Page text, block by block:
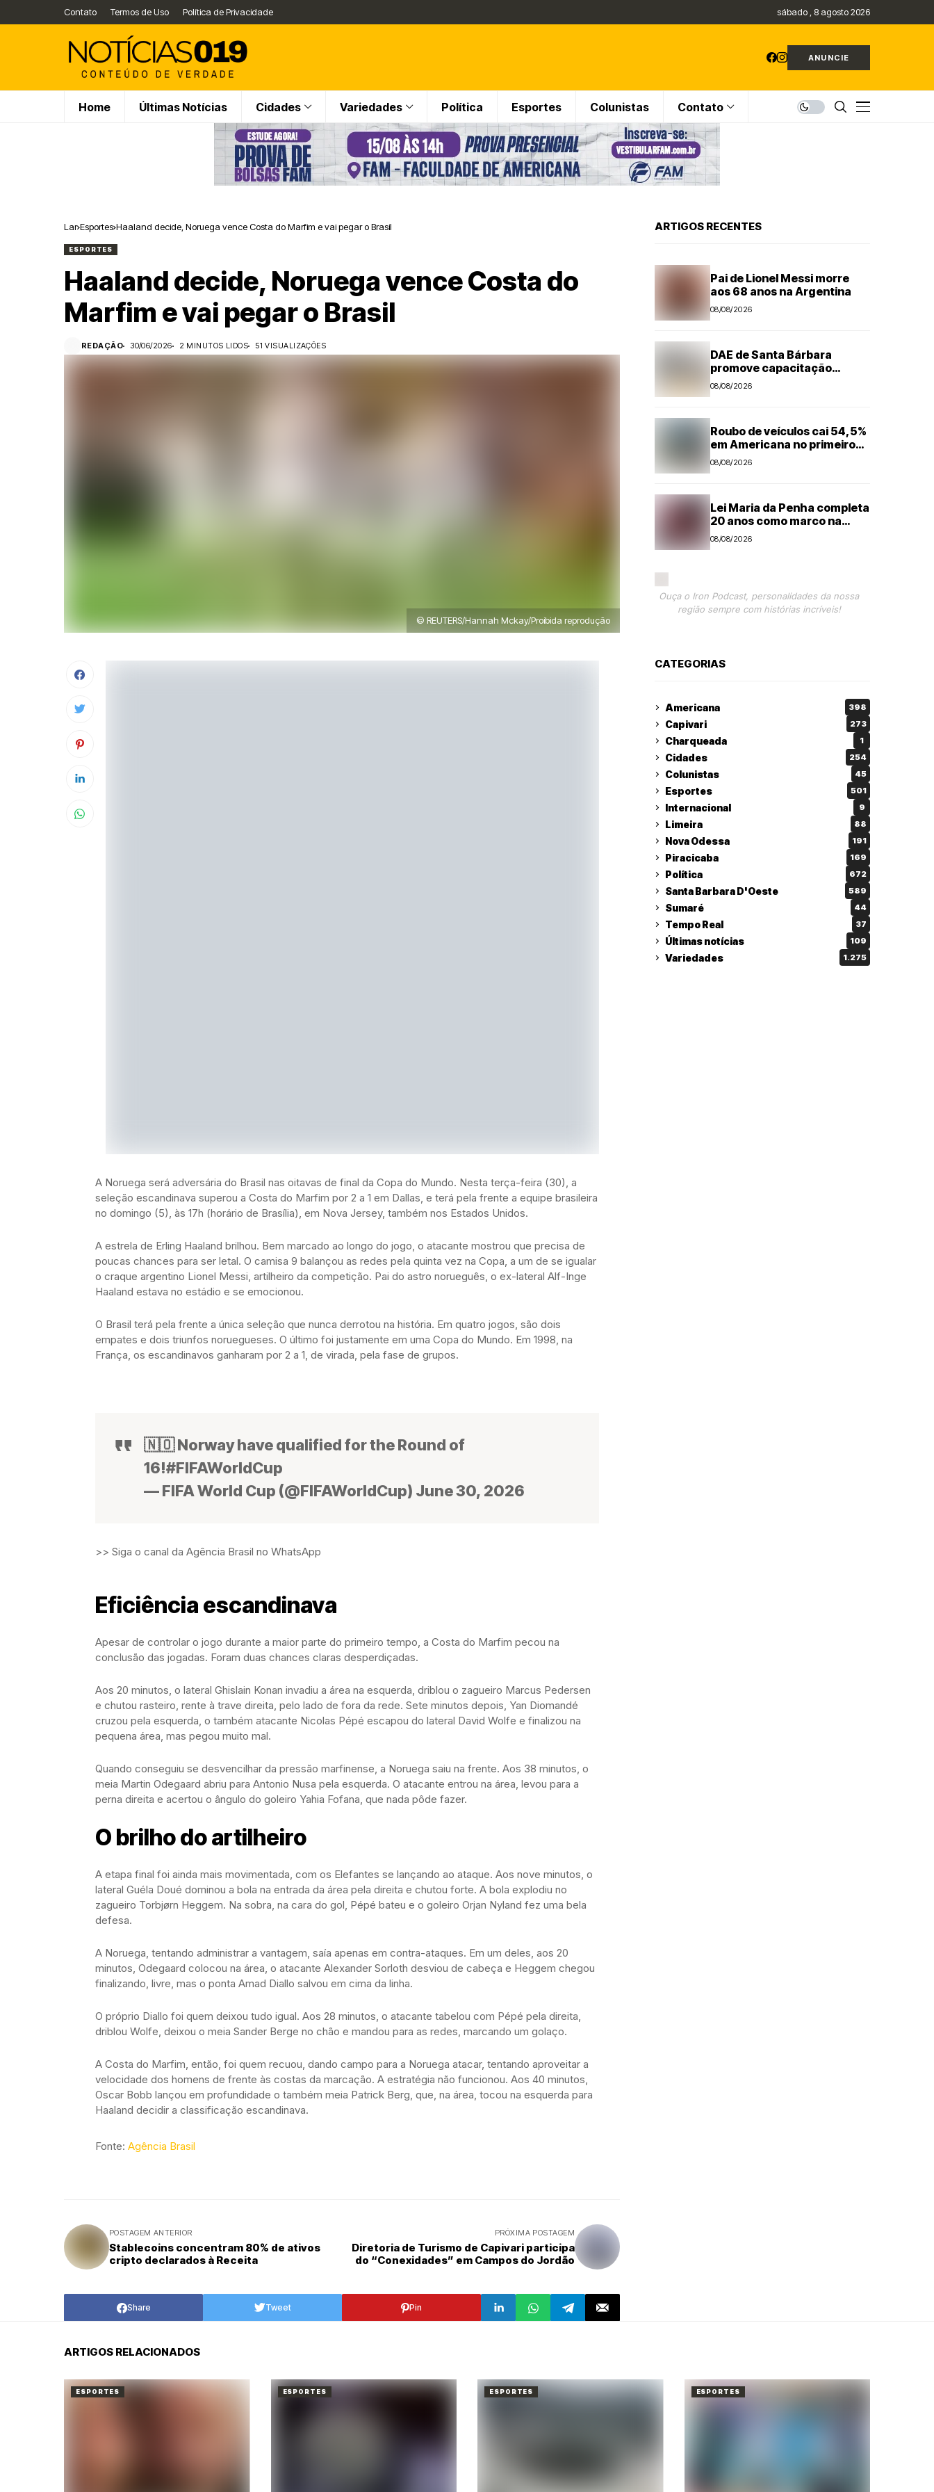
Contato Termos de Uso Política de Privacidade sábado , 8 agosto 2026
ANUNCIE
Home Últimas Notícias Cidades Variedades Política Esportes Colunistas Contato
Lar Esportes Haaland decide, Noruega vence Costa do Marfim e vai pegar o Brasil
ESPORTES
Haaland decide, Noruega vence Costa do
Marfim e vai pegar o Brasil
REDAÇÃO 30/06/2026 2 MINUTOS LIDOS 51 VISUALIZAÇÕES
© REUTERS/Hannah Mckay/Proibida reprodução
A Noruega será adversária do Brasil nas oitavas de final da Copa do Mundo. Nesta terça-feira (30), a
seleção escandinava superou a Costa do Marfim por 2 a 1 em Dallas, e terá pela frente a equipe brasileira
no domingo (5), às 17h (horário de Brasília), em Nova Jersey, também nos Estados Unidos.
A estrela de Erling Haaland brilhou. Bem marcado ao longo do jogo, o atacante mostrou que precisa de
poucas chances para ser letal. O camisa 9 balançou as redes pela quinta vez na Copa, a um de se igualar
o craque argentino Lionel Messi, artilheiro da competição. Pai do astro norueguês, o ex-lateral Alf-Inge
Haaland estava no estádio e se emocionou.
O Brasil terá pela frente a única seleção que nunca derrotou na história. Em quatro jogos, são dois
empates e dois triunfos noruegueses. O último foi justamente em uma Copa do Mundo. Em 1998, na
França, os escandinavos ganharam por 2 a 1, de virada, pela fase de grupos.
🇳🇴 Norway have qualified for the Round of
16!#FIFAWorldCup
— FIFA World Cup (@FIFAWorldCup) June 30, 2026
>> Siga o canal da Agência Brasil no WhatsApp
Eficiência escandinava
Apesar de controlar o jogo durante a maior parte do primeiro tempo, a Costa do Marfim pecou na
conclusão das jogadas. Foram duas chances claras desperdiçadas.
Aos 20 minutos, o lateral Ghislain Konan invadiu a área na esquerda, driblou o zagueiro Marcus Pedersen
e chutou rasteiro, rente à trave direita, pelo lado de fora da rede. Sete minutos depois, Yan Diomandé
cruzou pela esquerda, o também atacante Nicolas Pépé escapou do lateral David Wolfe e finalizou na
pequena área, mas pegou muito mal.
Quando conseguiu se desvencilhar da pressão marfinense, a Noruega saiu na frente. Aos 38 minutos, o
meia Martin Odegaard abriu para Antonio Nusa pela esquerda. O atacante entrou na área, levou para a
perna direita e acertou o ângulo do goleiro Yahia Fofana, que nada pôde fazer.
O brilho do artilheiro
A etapa final foi ainda mais movimentada, com os Elefantes se lançando ao ataque. Aos nove minutos, o
lateral Guéla Doué dominou a bola na entrada da área pela direita e chutou forte. A bola explodiu no
zagueiro Torbjørn Heggem. Na sobra, na cara do gol, Pépé bateu e o goleiro Orjan Nyland fez uma bela
defesa.
A Noruega, tentando administrar a vantagem, saía apenas em contra-ataques. Em um deles, aos 20
minutos, Odegaard colocou na área, o atacante Alexander Sorloth desviou de cabeça e Heggem chegou
finalizando, livre, mas o ponta Amad Diallo salvou em cima da linha.
O próprio Diallo foi quem deixou tudo igual. Aos 28 minutos, o atacante tabelou com Pépé pela direita,
driblou Wolfe, deixou o meia Sander Berge no chão e mandou para as redes, marcando um golaço.
A Costa do Marfim, então, foi quem recuou, dando campo para a Noruega atacar, tentando aproveitar a
velocidade dos homens de frente às costas da marcação. A estratégia não funcionou. Aos 40 minutos,
Oscar Bobb lançou em profundidade o também meia Patrick Berg, que, na área, tocou na esquerda para
Haaland decidir a classificação escandinava.
Fonte: Agência Brasil
POSTAGEM ANTERIOR
Stablecoins concentram 80% de ativos
cripto declarados à Receita
PRÓXIMA POSTAGEM
Diretoria de Turismo de Capivari participa
do “Conexidades” em Campos do Jordão
Share Tweet Pin
ARTIGOS RECENTES
Pai de Lionel Messi morre
aos 68 anos na Argentina
08/08/2026
DAE de Santa Bárbara
promove capacitação
técnica e projeta economia
anual de mais de R$ 300 mil
08/08/2026
Roubo de veículos cai 54,5%
em Americana no primeiro
semestre
08/08/2026
Lei Maria da Penha completa
20 anos como marco na
proteção às mulheres, mas
violência ainda desafia o país
08/08/2026
Ouça o Iron Podcast, personalidades da nossa
região sempre com histórias incríveis!
CATEGORIAS
Americana 398
Capivari 273
Charqueada 1
Cidades 254
Colunistas 45
Esportes 501
Internacional 9
Limeira 88
Nova Odessa 191
Piracicaba 169
Política 672
Santa Barbara D'Oeste 589
Sumaré 44
Tempo Real 37
Últimas notícias 109
Variedades 1.275
ARTIGOS RELACIONADOS
ESPORTES ESPORTES ESPORTES ESPORTES